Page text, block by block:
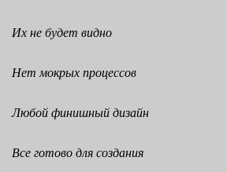
Их не будет видно
Нет мокрых процессов
Любой финишный дизайн
Все готово для создания